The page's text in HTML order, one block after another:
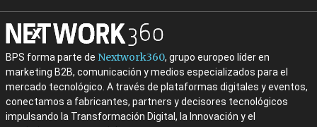
BPS forma parte de Nextwork360, grupo europeo líder en
marketing B2B, comunicación y medios especializados para el
mercado tecnológico. A través de plataformas digitales y eventos,
conectamos a fabricantes, partners y decisores tecnológicos
impulsando la Transformación Digital, la Innovación y el